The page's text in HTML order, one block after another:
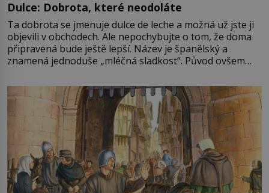
Dulce: Dobrota, které neodoláte
Ta dobrota se jmenuje dulce de leche a možná už jste ji
objevili v obchodech. Ale nepochybujte o tom, že doma
připravená bude ještě lepší. Název je španělský a
znamená jednoduše „mléčná sladkost“. Původ ovšem
pře hned několik latinskoamerických zemí a k tomu
Francie, kde se traduje,